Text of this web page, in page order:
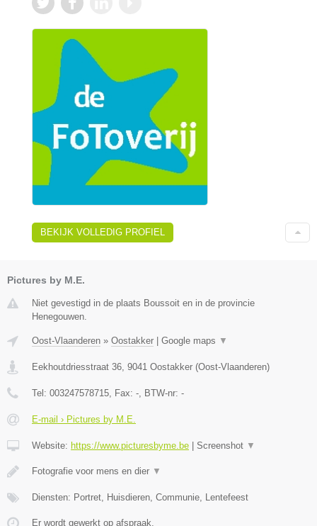
BEKIJK VOLLEDIG PROFIEL
Pictures by M.E.
Niet gevestigd in de plaats Boussoit en in de provincie
Henegouwen.
Oost-Vlaanderen » Oostakker Google maps ▼
Eekhoutdriesstraat 36 9041 Oostakker (Oost-Vlaanderen)
Tel: 003247578715 , Fax: - , BTW-nr: -
E-mail › Pictures by M.E.
Website: https://www.picturesbyme.be Screenshot ▼
Fotografie voor mens en dier ▼
Diensten: Portret, Huisdieren, Communie, Lentefeest
Er wordt gewerkt op afspraak.